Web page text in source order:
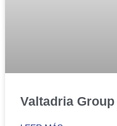
Valtadria Group